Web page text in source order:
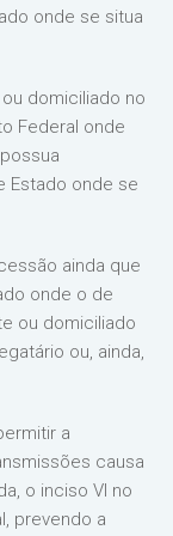
onde se situa
domiciliado no
Federal onde
Estado onde se
ainda que
onde o de
ou domiciliado
ou, ainda,
a
causa
o inciso VI no
prevendo a